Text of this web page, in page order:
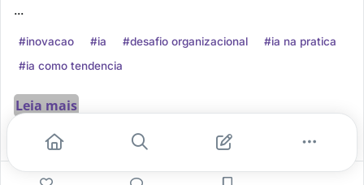
...
#inovacao #ia #desafio organizacional
#ia na pratica
#ia como tendencia
Leia mais